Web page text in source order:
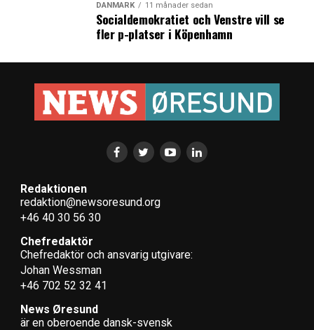
DANMARK 11 månader sedan
Socialdemokratiet och Venstre vill se
fler p-platser i Köpenhamn
Redaktionen
redaktion@newsoresund.org
+46 40 30 56 30
Chefredaktör
Chefredaktör och ansvarig utgivare:
Johan Wessman
+46 702 52 32 41
News Øresund
är en oberoende dansk-svensk